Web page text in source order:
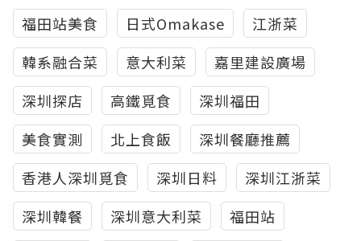
福田站美食
日式Omakase
江浙菜
韓系融合菜
意大利菜
嘉里建設廣場
深圳探店
高鐵覓食
深圳福田
美食實測
北上食飯
深圳餐廳推薦
香港人深圳覓食
深圳日料
深圳江浙菜
深圳韓餐
深圳意大利菜
福田站